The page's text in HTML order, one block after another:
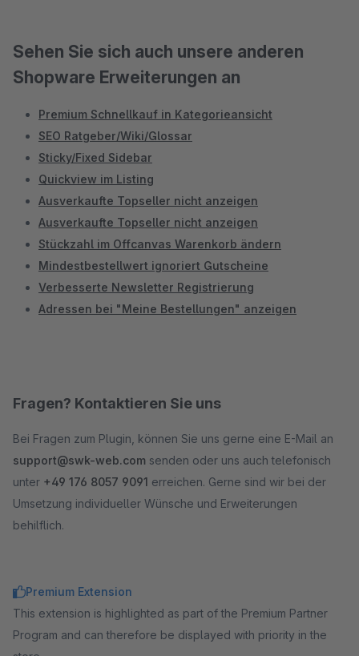
Sehen Sie sich auch unsere anderen
Shopware Erweiterungen an
Premium Schnellkauf in Kategorieansicht
SEO Ratgeber/Wiki/Glossar
Sticky/Fixed Sidebar
Quickview im Listing
Ausverkaufte Topseller nicht anzeigen
Ausverkaufte Topseller nicht anzeigen
Stückzahl im Offcanvas Warenkorb ändern
Mindestbestellwert ignoriert Gutscheine
Verbesserte Newsletter Registrierung
Adressen bei "Meine Bestellungen" anzeigen
Fragen? Kontaktieren Sie uns
Bei Fragen zum Plugin, können Sie uns gerne eine E-Mail an
support@swk-web.com senden oder uns auch telefonisch
unter +49 176 8057 9091 erreichen. Gerne sind wir bei der
Umsetzung individueller Wünsche und Erweiterungen
behilflich.
Premium Extension
This extension is highlighted as part of the Premium Partner
Program and can therefore be displayed with priority in the